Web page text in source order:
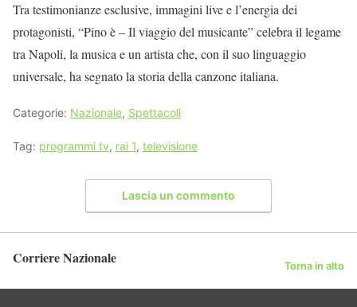
Tra testimonianze esclusive, immagini live e l’energia dei
protagonisti, “Pino è – Il viaggio del musicante” celebra il legame
tra Napoli, la musica e un artista che, con il suo linguaggio
universale, ha segnato la storia della canzone italiana.
Categorie: Nazionale, Spettacoli
Tag: programmi tv, rai 1, televisione
Lascia un commento
Corriere Nazionale Torna in alto